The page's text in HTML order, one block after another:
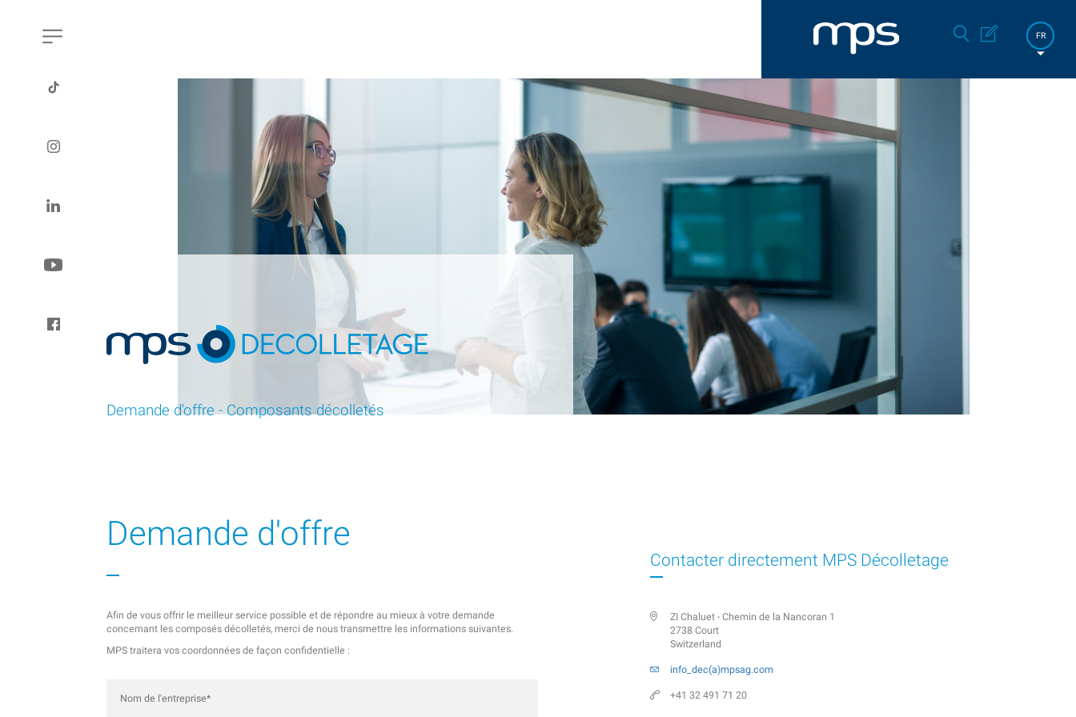
FR
Demande d'offre - Composants décolletés
Demande d'offre
Afin de vous offrir le meilleur service possible et de répondre au mieux à votre demande
concernant les composés décolletés, merci de nous transmettre les informations suivantes.
MPS traitera vos coordonnées de façon confidentielle :
Contacter directement MPS Décolletage
ZI Chaluet - Chemin de la Nancoran 1
2738 Court
Switzerland
info_dec(a)mpsag.com
+41 32 491 71 20